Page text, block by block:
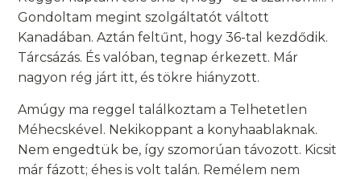
Gondoltam megint szolgáltatót váltott
Kanadában. Aztán feltűnt, hogy 36-tal kezdődik.
Tárcsázás. És valóban, tegnap érkezett. Már
nagyon rég járt itt, és tökre hiányzott.
Amúgy ma reggel találkoztam a Telhetetlen
Méhecskével. Nekikoppant a konyhaablaknak.
Nem engedtük be, így szomorúan távozott. Kicsit
már fázott; éhes is volt talán. Remélem nem